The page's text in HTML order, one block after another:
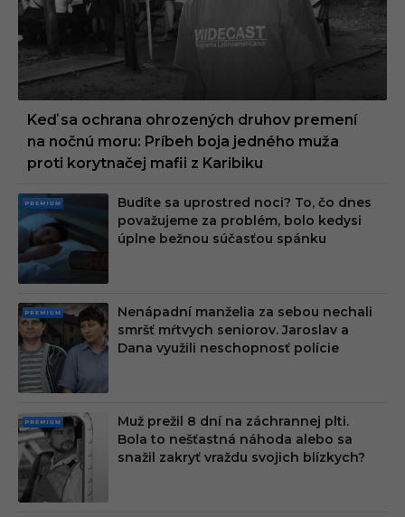
Keď sa ochrana ohrozených druhov premení
na nočnú moru: Príbeh boja jedného muža
proti korytnačej mafii z Karibiku
PRE
MIU
M
Budíte sa uprostred noci? To, čo dnes
považujeme za problém, bolo kedysi
úplne bežnou súčasťou spánku
PRE
MIU
M
Nenápadní manželia za sebou nechali
smršť mŕtvych seniorov. Jaroslav a
Dana využili neschopnosť polície
PRE
MIU
M
Muž prežil 8 dní na záchrannej plti.
Bola to nešťastná náhoda alebo sa
snažil zakryť vraždu svojich blízkych?